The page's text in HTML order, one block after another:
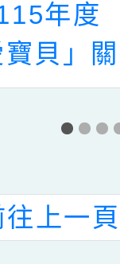
年度
寶貝」關
弱勢兒
，請各校
加
往上一頁